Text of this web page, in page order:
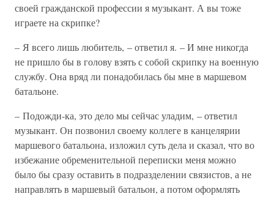
своей гражданской профессии я музыкант. А вы тоже
играете на скрипке?
– Я всего лишь любитель, – ответил я. – И мне никогда
не пришло бы в голову взять с собой скрипку на военную
службу. Она вряд ли понадобилась бы мне в маршевом
батальоне.
– Подожди-ка, это дело мы сейчас уладим, – ответил
музыкант. Он позвонил своему коллеге в канцелярии
маршевого батальона, изложил суть дела и сказал, что во
избежание обременительной переписки меня можно
было бы сразу оставить в подразделении связистов, а не
направлять в маршевый батальон, а потом оформлять